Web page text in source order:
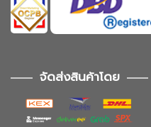
จัดส่งสินค้าโดย